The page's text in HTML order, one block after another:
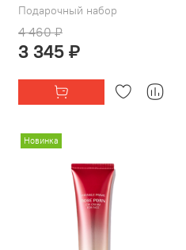
Подарочный набор
4 460 ₽
3 345 ₽
Новинка